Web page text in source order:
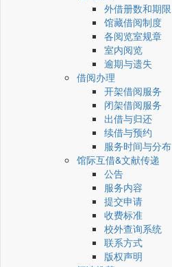
外借册数和期限
馆藏借阅制度
各阅览室规章
室内阅览
逾期与遗失
借阅办理
开架借阅服务
闭架借阅服务
出借与归还
续借与预约
服务时间与分布
馆际互借&文献传递
公告
服务内容
提交申请
收费标准
校外查询系统
联系方式
版权声明